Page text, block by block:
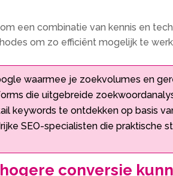
een combinatie van kennis en
om zo efficiënt mogelijk te
waarmee je zoekvolumes en
die uitgebreide
keywords te ontdekken op basis
SEO-specialisten die praktische
conversie